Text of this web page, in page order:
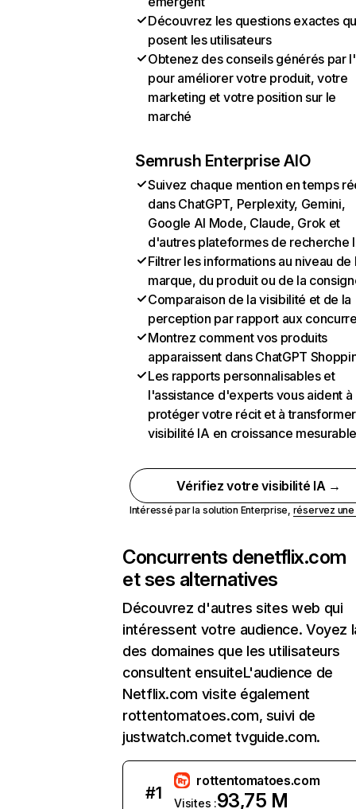
Découvrez les questions exactes
posent les utilisateurs
Obtenez des conseils générés par
pour améliorer votre produit, votre
marketing et votre position sur le
marché
Semrush Enterprise AIO
Suivez chaque mention en temps
dans ChatGPT, Perplexity, Gemini,
Google AI Mode, Claude, Grok et
d'autres plateformes de recherche
Filtrer les informations au niveau de
marque, du produit ou de la
Comparaison de la visibilité et de la
perception par rapport aux
Montrez comment vos produits
apparaissent dans ChatGPT
Les rapports personnalisables et
l'assistance d'experts vous aident à
protéger votre récit et à
visibilité IA en croissance
Vérifiez votre visibilité IA →
Intéressé par la solution Enterprise, réservez
Concurrents denetflix.com
et ses alternatives
Découvrez d'autres sites web qui
intéressent votre audience. Voyez
des domaines que les utilisateurs
consultent ensuiteL'audience de
Netflix.com visite également
rottentomatoes.com, suivi de
justwatch.comet tvguide.com.
#1
rottentomatoes.com
Visites :93,75 M